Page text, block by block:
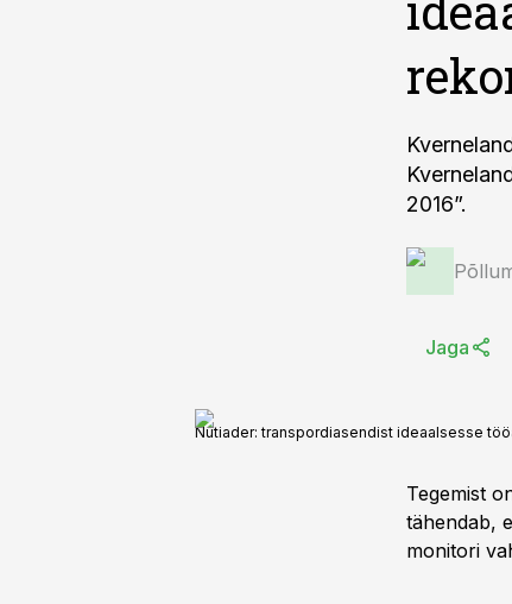
2016”.
Jaga
Nutiader: transpordiasendist ideaalsesse
Tegemist
tähendab,
monitori